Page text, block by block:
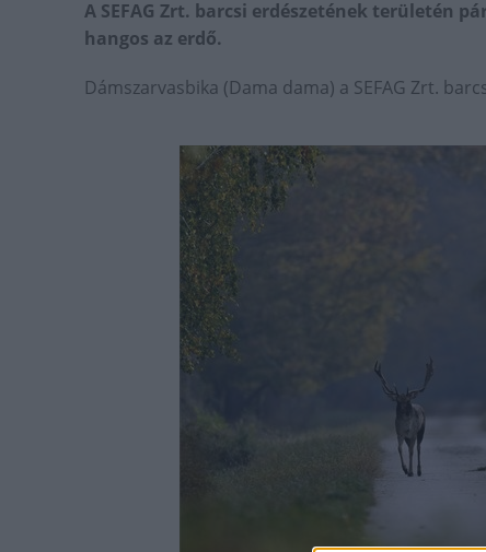
A SEFAG Zrt. barcsi erdészetének területén
hangos az erdő.
Dámszarvasbika (Dama dama) a SEFAG Zrt.